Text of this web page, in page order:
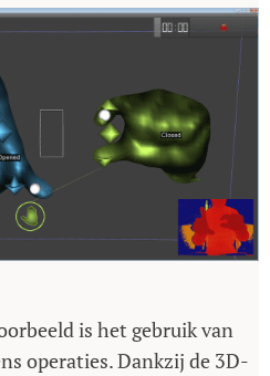
is het gebruik van
operaties. Dankzij de 3D-